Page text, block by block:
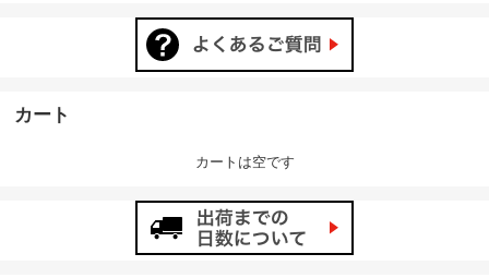
カート
カートは空です